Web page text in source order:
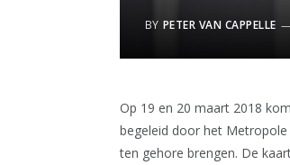
BY PETER VAN CAPPELLE
Op 19 en 20 maart 2018
begeleid door het Metropole
ten gehore brengen. De